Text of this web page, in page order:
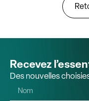
Recevez
Des nouvelles